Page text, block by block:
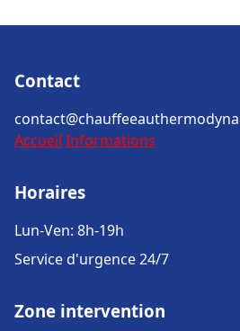
Contact
Accueil Informations
Horaires
Lun-Ven: 8h-19h
Service d'urgence 24/7
Zone intervention